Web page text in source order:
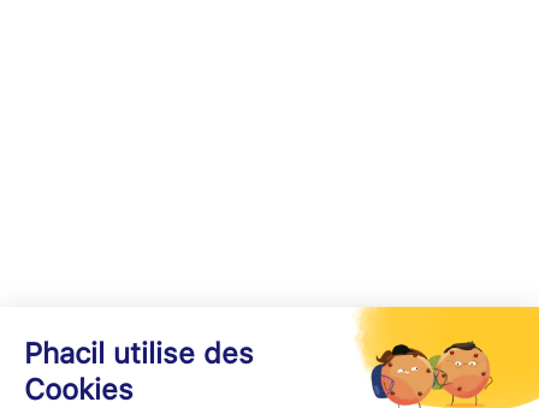
Phacil utilise des
Cookies